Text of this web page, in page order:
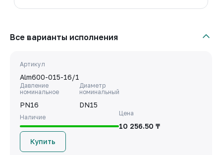
Все варианты исполнения
Артикул
Alm600-015-16/1
Давление
номинальное
PN16
Диаметр
номинальный
DN15
Наличие
Цена
10 256.50 ₸
Купить